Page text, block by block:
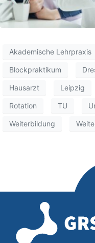
Akademische Lehrpraxis
Blockpraktikum
Hausarzt Leipzig
Rotation TU
Weiterbildung